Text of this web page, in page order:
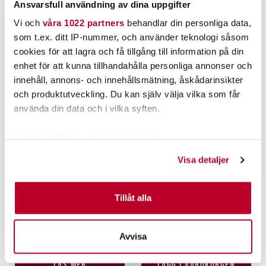
Ansvarsfull användning av dina uppgifter
Vi och våra 1022 partners behandlar din personliga data,
som t.ex. ditt IP-nummer, och använder teknologi såsom
cookies för att lagra och få tillgång till information på din
enhet för att kunna tillhandahålla personliga annonser och
innehåll, annons- och innehållsmätning, åskådarinsikter
och produktutveckling. Du kan själv välja vilka som får
använda din data och i vilka syften.
Identifiera din enhet genom att aktivt skanna den för
specifika kännetecken (fingeravtryck)
Ta reda på mer om hur dina personliga uppgifter
Du kan ändra eller dra tillbaka ditt samtycke när som
helst från cookie-förklaringen.
Visa detaljer
Tillåt alla
Avvisa
ANDRA TITTADE OCKSÅ PÅ
139,00 krTidigare pris:
139,00 kr
7,7" 5-25g Long Universal.
1 149,00 krTidigare pris:
1 149,00 kr